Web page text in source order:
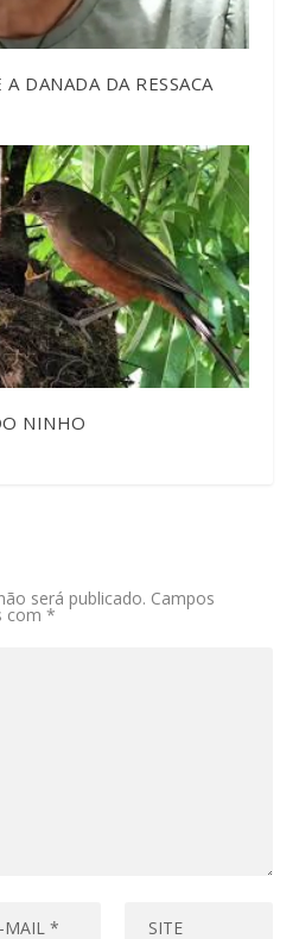
DANADA DA RESSACA
NINHO
será publicado. Campos
com*